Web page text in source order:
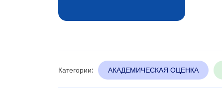
Категории: АКАДЕМИЧЕСКАЯ ОЦЕНКА